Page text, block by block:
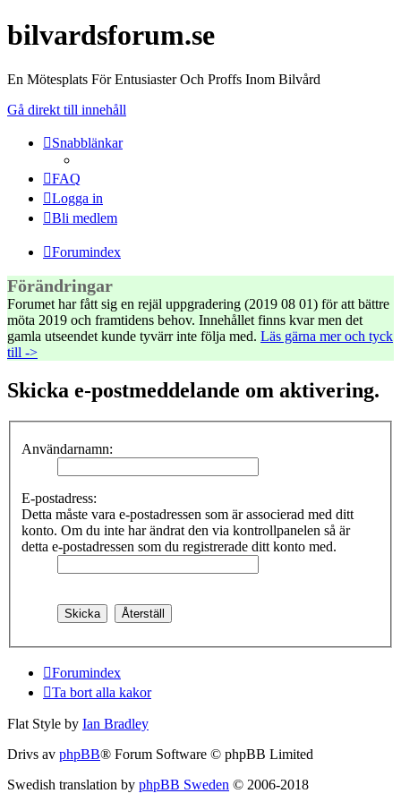
bilvardsforum.se
En Mötesplats För Entusiaster Och Proffs Inom Bilvård
Gå direkt till innehåll
Snabblänkar
FAQ
Logga in
Bli medlem
Forumindex
Förändringar
Forumet har fått sig en rejäl uppgradering (2019 08 01) för att bättre
möta 2019 och framtidens behov. Innehållet finns kvar men det
gamla utseendet kunde tyvärr inte följa med. Läs gärna mer och tyck
till ->
Skicka e-postmeddelande om aktivering.
Användarnamn:
E-postadress:
Detta måste vara e-postadressen som är associerad med ditt
konto. Om du inte har ändrat den via kontrollpanelen så är
detta e-postadressen som du registrerade ditt konto med.
Forumindex
Ta bort alla kakor
Flat Style by Ian Bradley
Drivs av phpBB® Forum Software © phpBB Limited
Swedish translation by phpBB Sweden © 2006-2018